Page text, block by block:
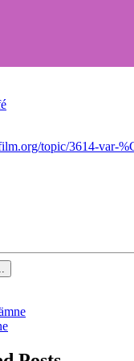
topic/3614-var-